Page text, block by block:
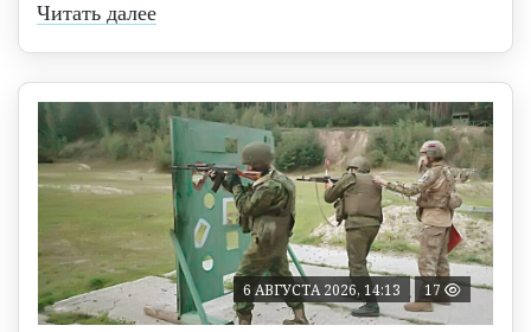
Читать далее
6 АВГУСТА 2026, 14:13 17